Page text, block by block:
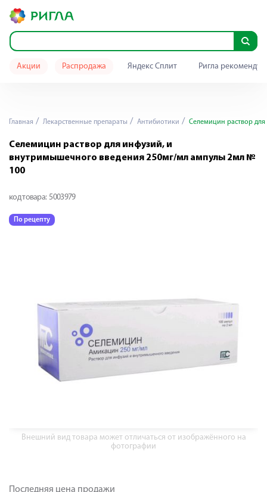
Акции Распродажа Яндекс Сплит Ригла
Главная Лекарственные препараты Антибиотики Селемицин раствор
Селемицин раствор для инфузий, и
внутримышечного введения 250мг/мл ампулы 2мл №
100
код товара: 5003979
По рецепту
Внешний вид товара может отличаться от изображённого на
фотографии
Последняя цена продажи